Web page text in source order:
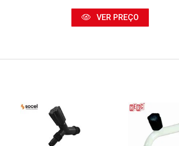
VER PREÇO